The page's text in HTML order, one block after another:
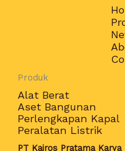
Produk
Alat Berat
Aset Bangunan
Perlengkapan Kapal
Peralatan Listrik
PT Kairos Pratama Karya